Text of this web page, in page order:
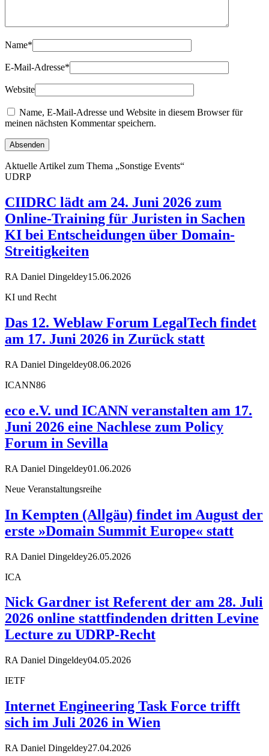
Name*
E-Mail-Adresse*
Website
Name, E-Mail-Adresse und Website in diesem Browser für
meinen nächsten Kommentar speichern.
Aktuelle Artikel zum Thema „Sonstige Events“
UDRP
CIIDRC lädt am 24. Juni 2026 zum
Online-Training für Juristen in Sachen
KI bei Entscheidungen über Domain-
Streitigkeiten
RA Daniel Dingeldey15.06.2026
KI und Recht
Das 12. Weblaw Forum LegalTech findet
am 17. Juni 2026 in Zurück statt
RA Daniel Dingeldey08.06.2026
ICANN86
eco e.V. und ICANN veranstalten am 17.
Juni 2026 eine Nachlese zum Policy
Forum in Sevilla
RA Daniel Dingeldey01.06.2026
Neue Veranstaltungsreihe
In Kempten (Allgäu) findet im August der
erste »Domain Summit Europe« statt
RA Daniel Dingeldey26.05.2026
ICA
Nick Gardner ist Referent der am 28. Juli
2026 online stattfindenden dritten Levine
Lecture zu UDRP-Recht
RA Daniel Dingeldey04.05.2026
IETF
Internet Engineering Task Force trifft
sich im Juli 2026 in Wien
RA Daniel Dingeldey27.04.2026